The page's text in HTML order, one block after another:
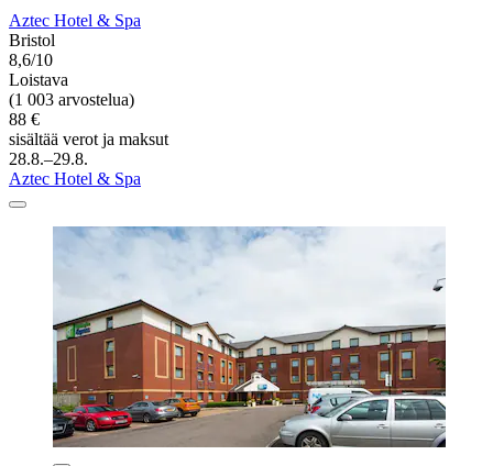
Aztec Hotel & Spa
Bristol
8,6/10
Loistava
(1 003 arvostelua)
88 €
sisältää verot ja maksut
28.8.–29.8.
Aztec Hotel & Spa